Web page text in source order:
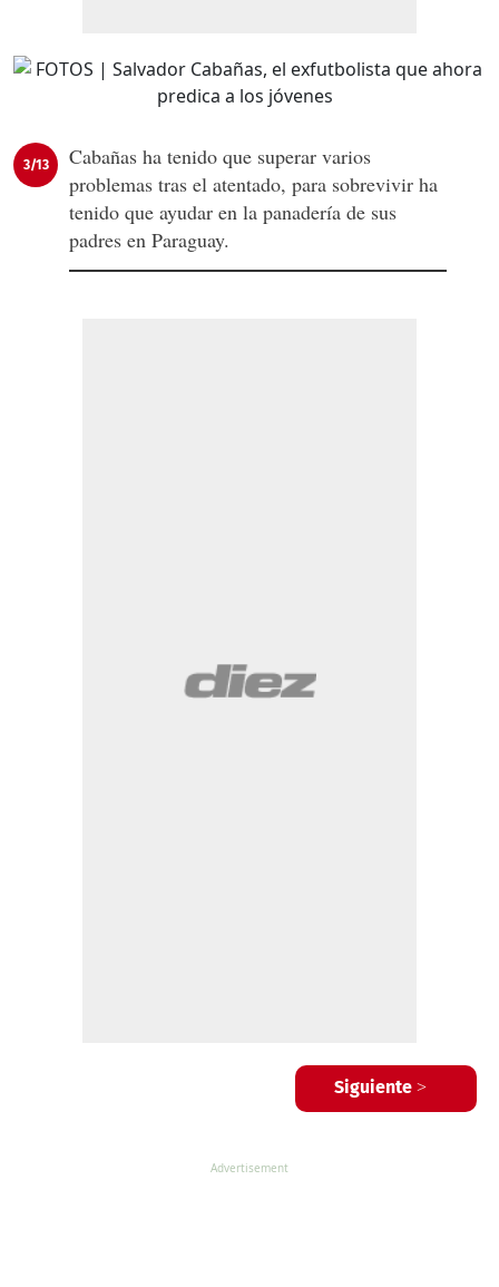
3/13
Cabañas ha tenido que superar varios
problemas tras el atentado, para sobrevivir ha
tenido que ayudar en la panadería de sus
padres en Paraguay.
Siguiente >